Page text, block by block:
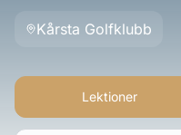
Kårsta Golfklubb
Lektioner